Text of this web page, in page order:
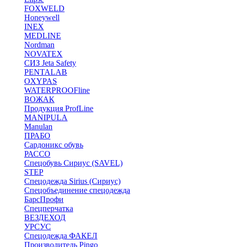
FOXWELD
Honeywell
INEX
MEDLINE
Nordman
NOVATEX
СИЗ Jeta Safety
PENTALAB
OXYPAS
WATERPROOFline
ВОЖАК
Продукция ProfLine
MANIPULA
Manulan
ПРАБО
Сардоникс обувь
РАССО
Спецобувь Сириус (SAVEL)
STEP
Спецодежда Sirius (Сириус)
Спецобъединение спецодежда
БарсПрофи
Спецперчатка
ВЕЗДЕХОД
УРСУС
Спецодежда ФАКЕЛ
Производитель Pingo